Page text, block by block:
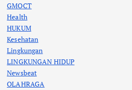
GMOCT
Health
HUKUM
Kesehatan
Lingkungan
LINGKUNGAN HIDUP
Newsbeat
OLAHRAGA